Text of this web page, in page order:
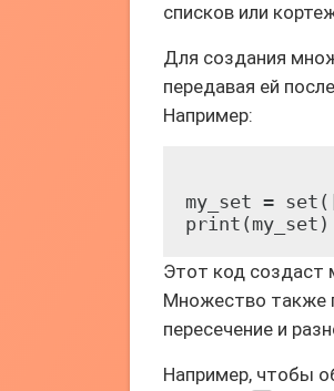
списков или
Для создания
передавая ей
Например:
my_set =
Этот код создаст
Множество также
пересечение и
Например, чтобы